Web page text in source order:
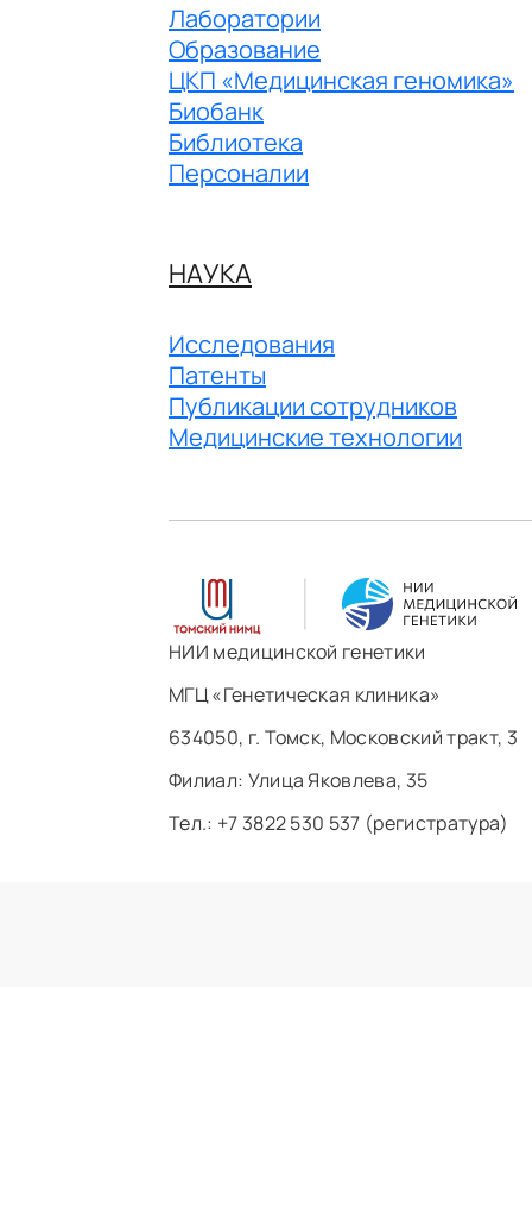
Лаборатории
Образование
ЦКП «Медицинская геномика»
Биобанк
Библиотека
Персоналии
НАУКА
Исследования
Патенты
Публикации сотрудников
Медицинские технологии
НИИ медицинской генетики
МГЦ «Генетическая клиника»
634050, г. Томск, Московский тракт, 3
Филиал: ​Улица Яковлева, 35
Тел.: +7 3822 530 537 (регистратура)